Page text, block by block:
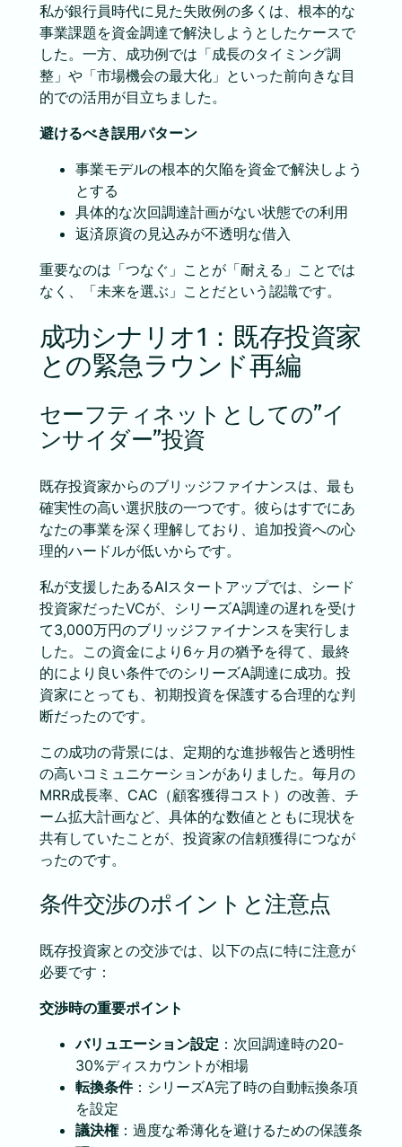
私が銀行員時代に見た失敗例の多くは、根本的な
事業課題を資金調達で解決しようとしたケースで
した。一方、成功例では「成長のタイミング調
整」や「市場機会の最大化」といった前向きな目
的での活用が目立ちました。
避けるべき誤用パターン
事業モデルの根本的欠陥を資金で解決しよう
とする
具体的な次回調達計画がない状態での利用
返済原資の見込みが不透明な借入
重要なのは「つなぐ」ことが「耐える」ことでは
なく、「未来を選ぶ」ことだという認識です。
成功シナリオ1：既存投資家
との緊急ラウンド再編
セーフティネットとしての”イ
ンサイダー”投資
既存投資家からのブリッジファイナンスは、最も
確実性の高い選択肢の一つです。彼らはすでにあ
なたの事業を深く理解しており、追加投資への心
理的ハードルが低いからです。
私が支援したあるAIスタートアップでは、シード
投資家だったVCが、シリーズA調達の遅れを受け
て3,000万円のブリッジファイナンスを実行しま
した。この資金により6ヶ月の猶予を得て、最終
的により良い条件でのシリーズA調達に成功。投
資家にとっても、初期投資を保護する合理的な判
断だったのです。
この成功の背景には、定期的な進捗報告と透明性
の高いコミュニケーションがありました。毎月の
MRR成長率、CAC（顧客獲得コスト）の改善、チ
ーム拡大計画など、具体的な数値とともに現状を
共有していたことが、投資家の信頼獲得につなが
ったのです。
条件交渉のポイントと注意点
既存投資家との交渉では、以下の点に特に注意が
必要です：
交渉時の重要ポイント
バリュエーション設定 ：次回調達時の20-
30%ディスカウントが相場
転換条件：シリーズA完了時の自動転換条項
を設定
議決権：過度な希薄化を避けるための保護条